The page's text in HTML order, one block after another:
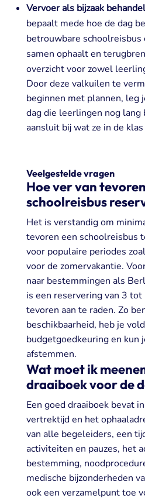
Vervoer als bijzaak
bepaalt mede hoe de dag
betrouwbare schoolreisbus
samen ophaalt en
overzicht voor zowel
Door deze valkuilen te
beginnen met plannen, leg
dag die leerlingen nog lang
aansluit bij wat ze in de
Veelgestelde vragen
Hoe ver van
schoolreisbus
Het is verstandig om
tevoren een schoolreisbus
voor populaire periodes
voor de zomervakantie.
naar bestemmingen als
is een reservering van 3 tot
tevoren aan te raden. Zo
beschikbaarheid, heb je
budgetgoedkeuring en kun
afstemmen.
Wat moet ik
draaiboek voor de
Een goed draaiboek bevat
vertrektijd en het
van alle begeleiders, een
activiteiten en pauzes, het
bestemming,
medische bijzonderheden
ook een verzamelpunt toe